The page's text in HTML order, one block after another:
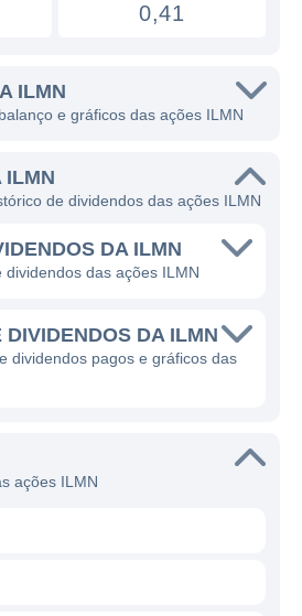
0,41
ILMN
e gráficos das ações ILMN
ILMN
de dividendos das ações ILMN
DA ILMN
das ações ILMN
DIVIDENDOS DA ILMN
dividendos pagos e gráficos das
ações ILMN